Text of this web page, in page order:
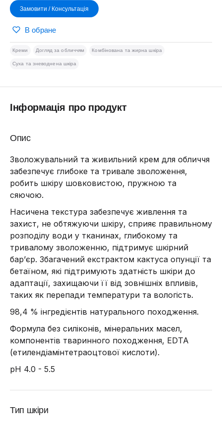
Замовити / Консультація
В обране
Креми Догляд за обличчям Комбінована та жирна шкіра
Суха та зневоднена шкіра
Інформація про продукт
Опис
Зволожувальний та живильний крем для обличчя
забезпечує глибоке та тривале зволоження,
робить шкіру шовковистою, пружною та
сяючою.
Насичена текстура забезпечує живлення та
захист, не обтяжуючи шкіру, сприяє правильному
розподілу води у тканинах, глибокому та
тривалому зволоженню, підтримує шкірний
бар’єр. Збагачений екстрактом кактуса опунції та
бетаїном, які підтримують здатність шкіри до
адаптації, захищаючи її від зовнішніх впливів,
таких як перепади температури та вологість.
98,4 % інгредієнтів натурального походження.
Формула без силіконів, мінеральних масел,
компонентів тваринного походження, EDTA
(етилендіамінтетраоцтової кислоти).
pH 4.0 - 5.5
Тип шкіри